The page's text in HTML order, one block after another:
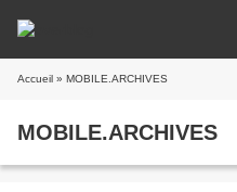
Accueil » MOBILE.ARCHIVES
MOBILE.ARCHIVES